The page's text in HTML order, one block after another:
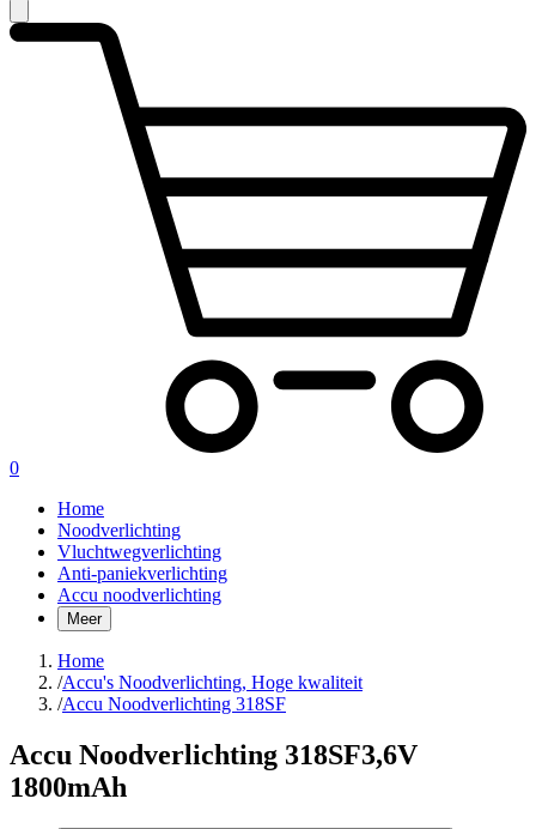
0
Home
Noodverlichting
Vluchtwegverlichting
Anti-paniekverlichting
Accu noodverlichting
Meer
Home
/Accu's Noodverlichting, Hoge kwaliteit
/Accu Noodverlichting 318SF
Accu Noodverlichting 318SF3,6V
1800mAh